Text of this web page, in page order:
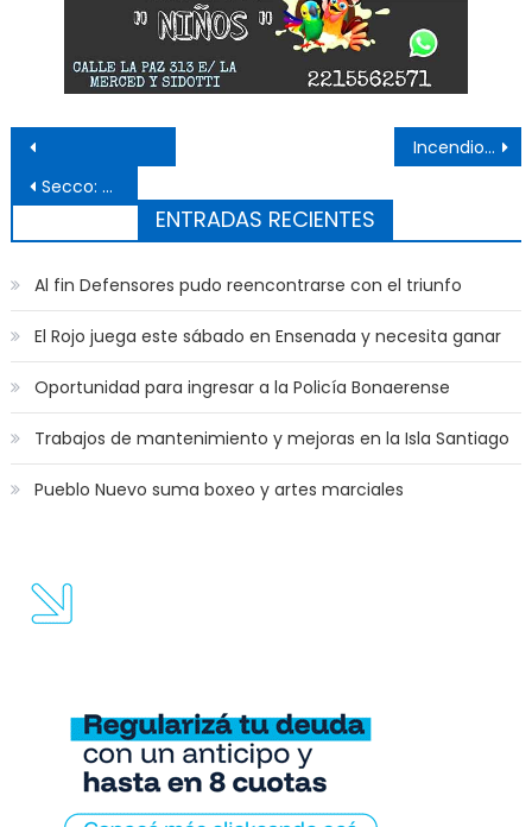
Navegación de entradas
Secco: «Estamos terminando 350 casas que Milei abandonó»
Incendio en el Parque Martín Rodríguez
ENTRADAS RECIENTES
Al fin Defensores pudo reencontrarse con el triunfo
El Rojo juega este sábado en Ensenada y necesita ganar
Oportunidad para ingresar a la Policía Bonaerense
Trabajos de mantenimiento y mejoras en la Isla Santiago
Pueblo Nuevo suma boxeo y artes marciales